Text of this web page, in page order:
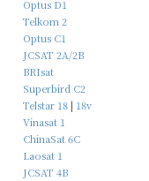
Optus D1
Telkom 2
Optus C1
JCSAT 2A/2B
BRIsat
Superbird C2
Telstar 18| 18v
Vinasat 1
ChinaSat 6C
Laosat 1
JCSAT 4B